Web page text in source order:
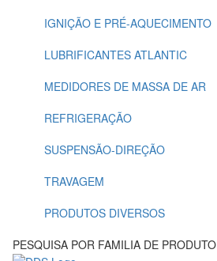
IGNIÇÃO E PRÉ-AQUECIMENTO
LUBRIFICANTES ATLANTIC
MEDIDORES DE MASSA DE AR
REFRIGERAÇÃO
SUSPENSÃO-DIREÇÃO
TRAVAGEM
PRODUTOS DIVERSOS
PESQUISA POR FAMILIA DE PRODUTO